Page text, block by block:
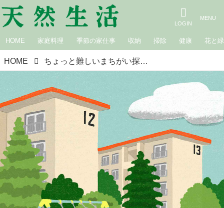
HOME 家庭料理 季節の家仕事 収納 掃除 健康 花と緑
HOME ちょっと難しいまちがい探し｜団地